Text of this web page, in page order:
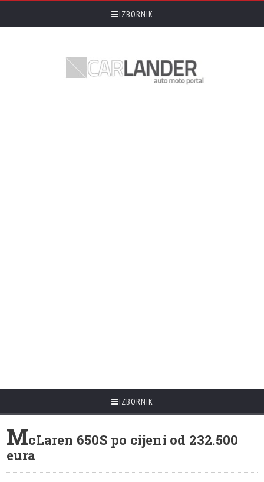
IZBORNIK
IZBORNIK
McLaren 650S po cijeni od 232.500
eura